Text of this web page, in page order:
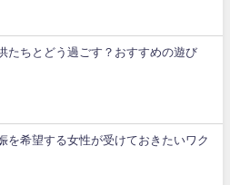
たちとどう過ごす？おすすめの遊び
を希望する女性が受けておきたいワク